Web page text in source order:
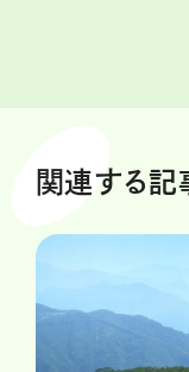
関連する記